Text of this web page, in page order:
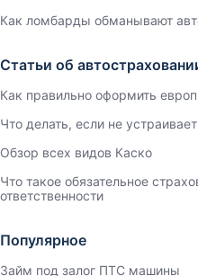
Как ломбарды обманывают
Статьи об
Как правильно оформить
Что делать, если не
Обзор всех видов Каско
Что такое обязательное
ответственности
Популярное
Займ под залог ПТС машины